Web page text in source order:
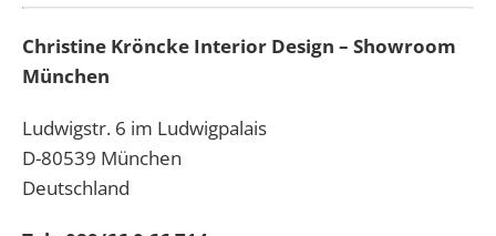
Christine Kröncke Interior Design – Showroom
München
Ludwigstr. 6 im Ludwigpalais
D-80539 München
Deutschland